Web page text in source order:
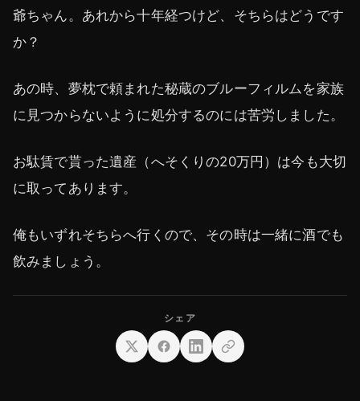
爺ちゃん。あれから十年経つけど、そちらはどうです
か？
あの時、夢枕で頼まれた秘蔵のブルーフィルムを家族
に見つからないように処分するのには苦労しました。
お駄賃で貰った遺産（へそくりの20万円）は今も大切
に取ってあります。
俺もいずれそちらへ行くので、その時は一緒に酒でも
飲みましょう。